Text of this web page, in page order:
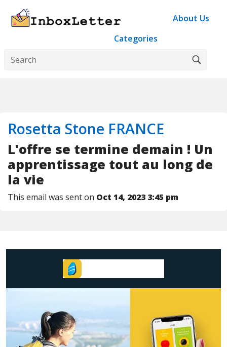
About Us
Categories
Rosetta Stone FRANCE
L'offre se termine demain ! Un
apprentissage tout au long de
la vie
This email was sent on Oct 14, 2023 3:45 pm